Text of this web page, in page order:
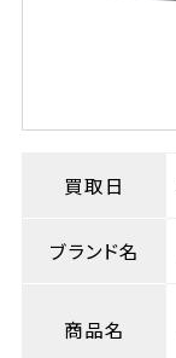
買取日
ブランド名
商品名